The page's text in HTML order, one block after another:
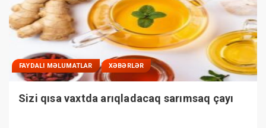
FAYDALI MƏLUMATLAR XƏBƏRLƏR
Sizi qısa vaxtda arıqladacaq sarımsaq çayı